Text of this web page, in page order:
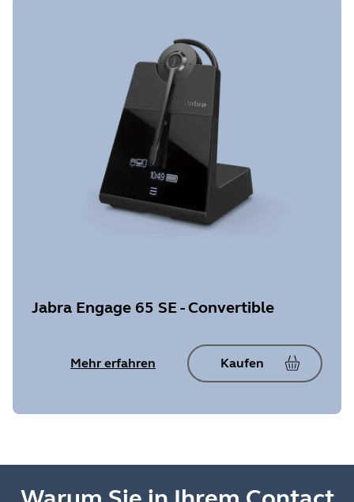
Jabra Engage 65 SE - Convertible
Mehr erfahren Kaufen